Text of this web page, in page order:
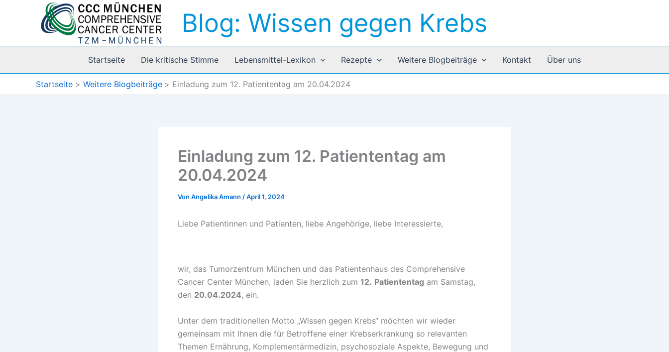
Blog: Wissen gegen Krebs
Startseite Die kritische Stimme Lebensmittel-Lexikon Rezepte Weitere Blogbeiträge Kontakt Über uns
Startseite Weitere Blogbeiträge Einladung zum 12. Patiententag am 20.04.2024
Einladung zum 12. Patiententag am
20.04.2024
Von Angelika Amann /April 1, 2024
Liebe Patientinnen und Patienten, liebe Angehörige, liebe Interessierte,
wir, das Tumorzentrum München und das Patientenhaus des Comprehensive
Cancer Center München, laden Sie herzlich zum 12. Patiententag am Samstag,
den 20.04.2024, ein.
Unter dem traditionellen Motto „Wissen gegen Krebs“ möchten wir wieder
gemeinsam mit Ihnen die für Betroffene einer Krebserkrankung so relevanten
Themen Ernährung, Komplementärmedizin, psychosoziale Aspekte, Bewegung und